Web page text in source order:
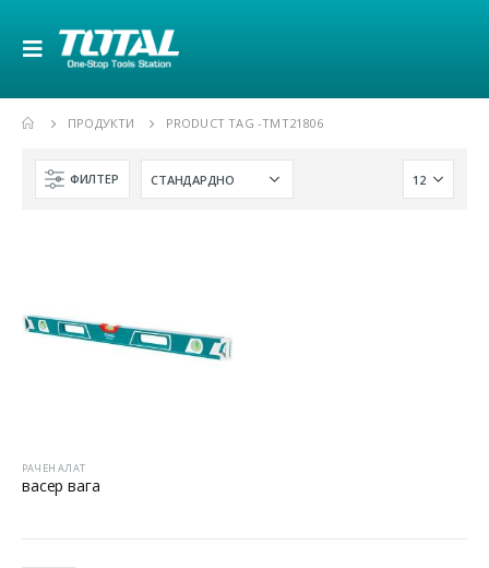
ПРОДУКТИ PRODUCT TAG -TMT21806
ФИЛТЕР
РАЧЕН АЛАТ
васер вага